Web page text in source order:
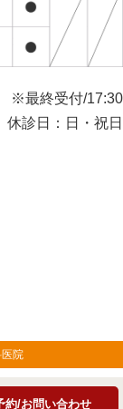
※最終受付/17:30
休診日：日・祝日
院
/お問い合わせ